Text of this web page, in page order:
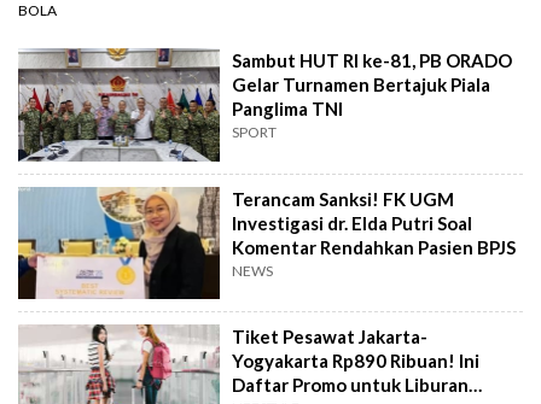
BOLA
Sambut HUT RI ke-81, PB ORADO
Gelar Turnamen Bertajuk Piala
Panglima TNI
SPORT
Terancam Sanksi! FK UGM
Investigasi dr. Elda Putri Soal
Komentar Rendahkan Pasien BPJS
NEWS
Tiket Pesawat Jakarta-
Yogyakarta Rp890 Ribuan! Ini
Daftar Promo untuk Liburan